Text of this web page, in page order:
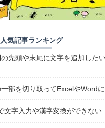
気記事ランキング
先頭や末尾に文字を追加した
部を切り取ってExcelやWordに
文字入力や漢字変換ができない